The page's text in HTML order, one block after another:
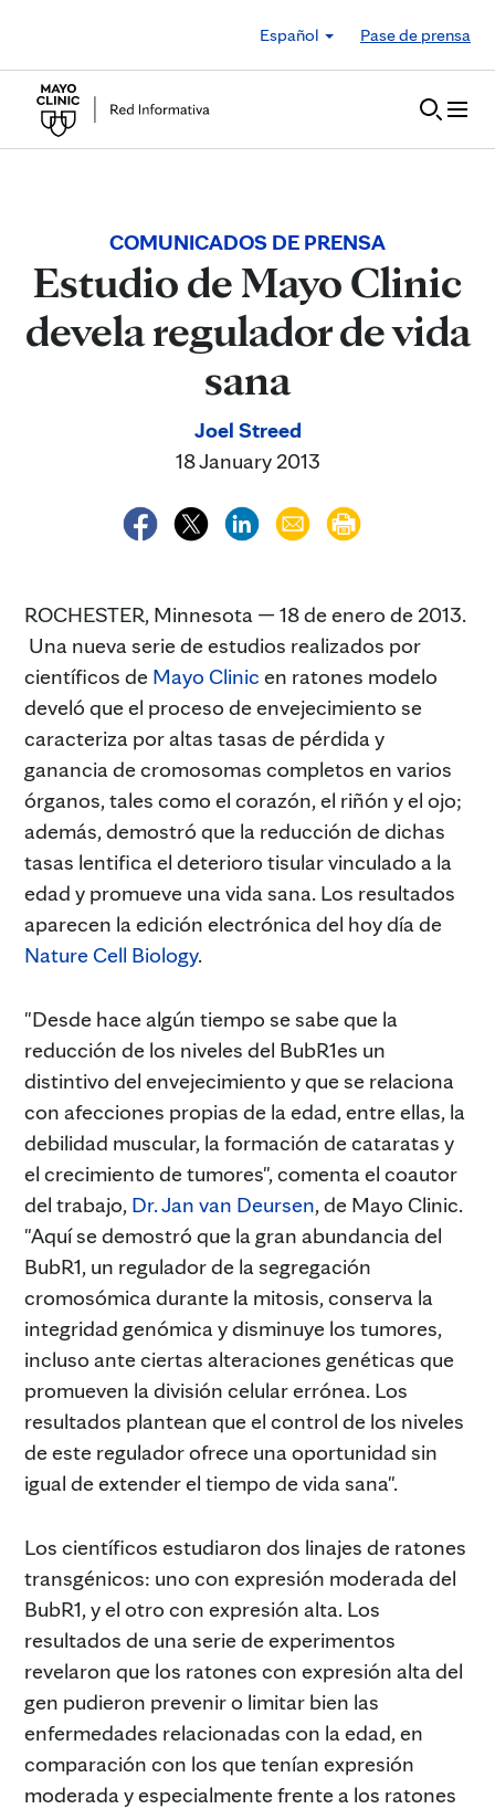
Español
Pase de prensa
COMUNICADOS DE PRENSA
Estudio de Mayo Clinic
devela regulador de vida
sana
Joel Streed
18 January 2013
ROCHESTER, Minnesota — 18 de enero de 2013.
Una nueva serie de estudios realizados por
científicos de Mayo Clinic en ratones modelo
develó que el proceso de envejecimiento se
caracteriza por altas tasas de pérdida y
ganancia de cromosomas completos en varios
órganos, tales como el corazón, el riñón y el ojo;
además, demostró que la reducción de dichas
tasas lentifica el deterioro tisular vinculado a la
edad y promueve una vida sana. Los resultados
aparecen la edición electrónica del hoy día de
Nature Cell Biology.
"Desde hace algún tiempo se sabe que la
reducción de los niveles del BubR1es un
distintivo del envejecimiento y que se relaciona
con afecciones propias de la edad, entre ellas, la
debilidad muscular, la formación de cataratas y
el crecimiento de tumores", comenta el coautor
del trabajo, Dr. Jan van Deursen, de Mayo Clinic.
"Aquí se demostró que la gran abundancia del
BubR1, un regulador de la segregación
cromosómica durante la mitosis, conserva la
integridad genómica y disminuye los tumores,
incluso ante ciertas alteraciones genéticas que
promueven la división celular errónea. Los
resultados plantean que el control de los niveles
de este regulador ofrece una oportunidad sin
igual de extender el tiempo de vida sana".
Los científicos estudiaron dos linajes de ratones
transgénicos: uno con expresión moderada del
BubR1, y el otro con expresión alta. Los
resultados de una serie de experimentos
revelaron que los ratones con expresión alta del
gen pudieron prevenir o limitar bien las
enfermedades relacionadas con la edad, en
comparación con los que tenían expresión
moderada y especialmente frente a los ratones